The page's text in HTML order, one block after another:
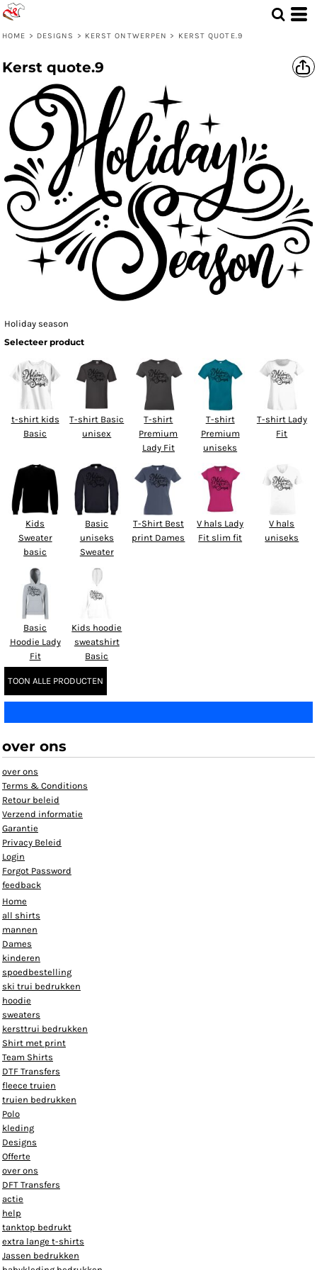
HOME > DESIGNS > KERST ONTWERPEN > KERST QUOTE.9
Kerst quote.9
Holiday season
Selecteer product
t-shirt kids
Basic
T-shirt Basic
unisex
T-shirt
Premium
Lady Fit
T-shirt
Premium
uniseks
T-shirt Lady
Fit
Kids
Sweater
basic
Basic
uniseks
Sweater
T-Shirt Best
print Dames
V hals Lady
Fit slim fit
V hals
uniseks
Basic
Hoodie Lady
Fit
Kids hoodie
sweatshirt
Basic
TOON ALLE PRODUCTEN
over ons
over ons
Terms & Conditions
Retour beleid
Verzend informatie
Garantie
Privacy Beleid
Login
Forgot Password
feedback
Home
all shirts
mannen
Dames
kinderen
spoedbestelling
ski trui bedrukken
hoodie
sweaters
kersttrui bedrukken
Shirt met print
Team Shirts
DTF Transfers
fleece truien
truien bedrukken
Polo
kleding
Designs
Offerte
over ons
DFT Transfers
actie
help
tanktop bedrukt
extra lange t-shirts
Jassen bedrukken